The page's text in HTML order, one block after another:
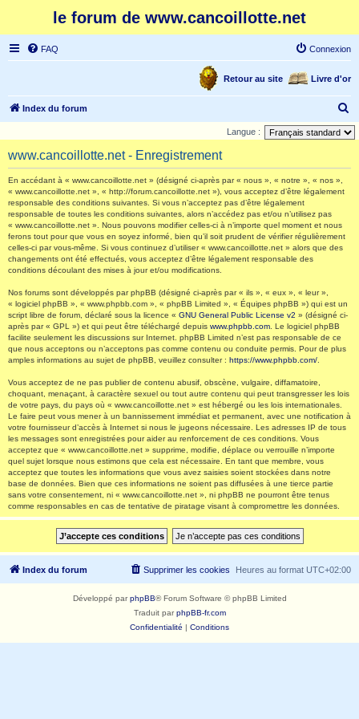
le forum de www.cancoillotte.net
FAQ Connexion
Livre d'or
Retour au site
Index du forum
e
Langue :
www.cancoillotte.net - Enregistrement
En accédant à « www.cancoillotte.net » (désigné ci-après par « nous », « notre », « nos »,
« www.cancoillotte.net », « http://forum.cancoillotte.net »), vous acceptez d’être légalement
responsable des conditions suivantes. Si vous n’acceptez pas d’être légalement
responsable de toutes les conditions suivantes, alors n’accédez pas et/ou n’utilisez pas
« www.cancoillotte.net ». Nous pouvons modifier celles-ci à n’importe quel moment et nous
ferons tout pour que vous en soyez informé, bien qu’il soit prudent de vérifier régulièrement
celles-ci par vous-même. Si vous continuez d’utiliser « www.cancoillotte.net » alors que des
changements ont été effectués, vous acceptez d’être légalement responsable des
conditions découlant des mises à jour et/ou modifications.
Nos forums sont développés par phpBB (désigné ci-après par « ils », « eux », « leur »,
« logiciel phpBB », « www.phpbb.com », « phpBB Limited », « Équipes phpBB ») qui est un
script libre de forum, déclaré sous la licence « GNU General Public License v2 » (désigné ci-
après par « GPL ») et qui peut être téléchargé depuis www.phpbb.com . Le logiciel phpBB
facilite seulement les discussions sur Internet. phpBB Limited n’est pas responsable de ce
que nous acceptons ou n’acceptons pas comme contenu ou conduite permis. Pour de plus
amples informations au sujet de phpBB, veuillez consulter : https://www.phpbb.com/
Vous acceptez de ne pas publier de contenu abusif, obscène, vulgaire, diffamatoire,
choquant, menaçant, à caractère sexuel ou tout autre contenu qui peut transgresser les lois
de votre pays, du pays où « www.cancoillotte.net » est hébergé ou les lois internationales.
Le faire peut vous mener à un bannissement immédiat et permanent, avec une notification à
votre fournisseur d’accès à Internet si nous le jugeons nécessaire. Les adresses IP de tous
les messages sont enregistrées pour aider au renforcement de ces conditions. Vous
acceptez que « www.cancoillotte.net » supprime, modifie, déplace ou verrouille n’importe
quel sujet lorsque nous estimons que cela est nécessaire. En tant que membre, vous
acceptez que toutes les informations que vous avez saisies soient stockées dans notre
base de données. Bien que ces informations ne soient pas diffusées à une tierce partie
sans votre consentement, ni « www.cancoillotte.net », ni phpBB ne pourront être tenus
comme responsables en cas de tentative de piratage visant à compromettre les données.
Index du forum Heures au format UTC+02:00
Supprimer les cookies
Développé parphpBB® Forum Software © phpBB Limited
Traduit parphpBB-fr.com
Confidentialité | Conditions